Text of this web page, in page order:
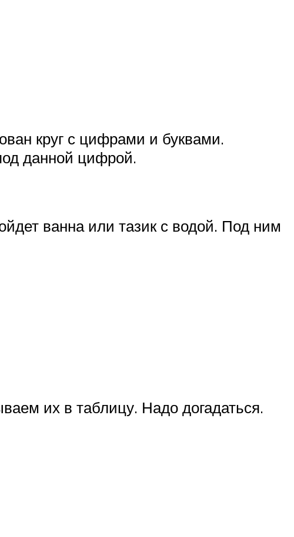
круг с цифрами и буквами.
данной цифрой.
ванна или тазик с водой. Под ним
их в таблицу. Надо догадаться.